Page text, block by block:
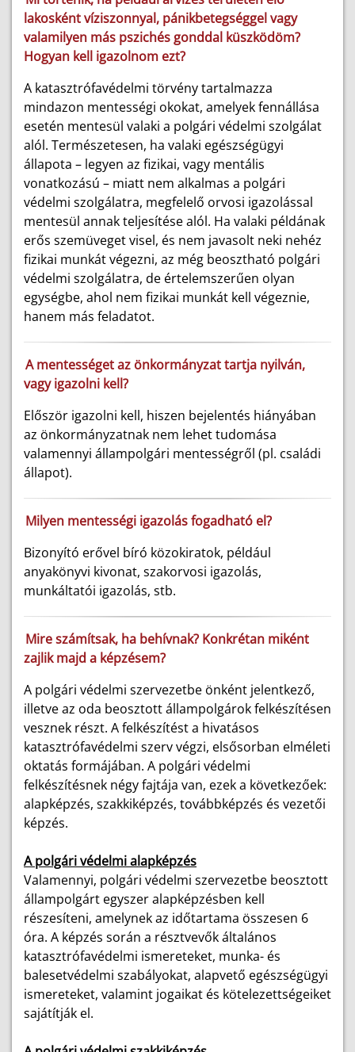
lakosként víziszonnyal, pánikbetegséggel vagy
valamilyen más pszichés gonddal küszködöm?
Hogyan kell igazolnom ezt?
A katasztrófavédelmi törvény tartalmazza
mindazon mentességi okokat, amelyek fennállása
esetén mentesül valaki a polgári védelmi szolgálat
alól. Természetesen, ha valaki egészségügyi
állapota – legyen az fizikai, vagy mentális
vonatkozású – miatt nem alkalmas a polgári
védelmi szolgálatra, megfelelő orvosi igazolással
mentesül annak teljesítése alól. Ha valaki példának
erős szemüveget visel, és nem javasolt neki nehéz
fizikai munkát végezni, az még beosztható polgári
védelmi szolgálatra, de értelemszerűen olyan
egységbe, ahol nem fizikai munkát kell végeznie,
hanem más feladatot.
A mentességet az önkormányzat tartja nyilván,
vagy igazolni kell?
Először igazolni kell, hiszen bejelentés hiányában
az önkormányzatnak nem lehet tudomása
valamennyi állampolgári mentességről (pl. családi
állapot).
Milyen mentességi igazolás fogadható el?
Bizonyító erővel bíró közokiratok, például
anyakönyvi kivonat, szakorvosi igazolás,
munkáltatói igazolás, stb.
Mire számítsak, ha behívnak? Konkrétan miként
zajlik majd a képzésem?
A polgári védelmi szervezetbe önként jelentkező,
illetve az oda beosztott állampolgárok felkészítésen
vesznek részt. A felkészítést a hivatásos
katasztrófavédelmi szerv végzi, elsősorban elméleti
oktatás formájában. A polgári védelmi
felkészítésnek négy fajtája van, ezek a következőek:
alapképzés, szakkiképzés, továbbképzés és vezetői
képzés.
A polgári védelmi alapképzés
Valamennyi, polgári védelmi szervezetbe beosztott
állampolgárt egyszer alapképzésben kell
részesíteni, amelynek az időtartama összesen 6
óra. A képzés során a résztvevők általános
katasztrófavédelmi ismereteket, munka- és
balesetvédelmi szabályokat, alapvető egészségügyi
ismereteket, valamint jogaikat és kötelezettségeiket
sajátítják el.